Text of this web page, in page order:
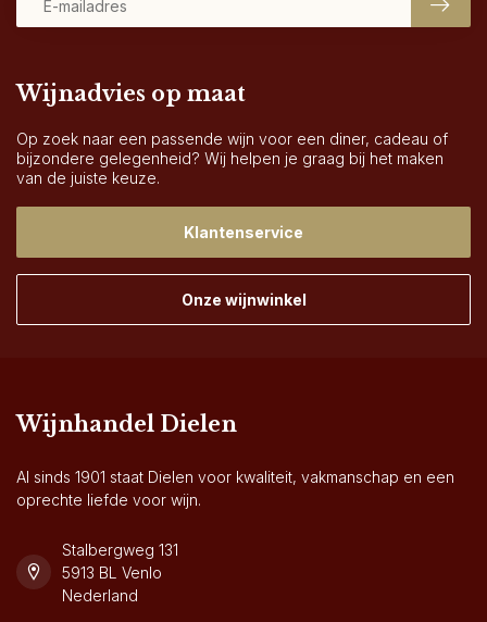
Wijnadvies op maat
Op zoek naar een passende wijn voor een diner, cadeau of
bijzondere gelegenheid? Wij helpen je graag bij het maken
van de juiste keuze.
Klantenservice
Onze wijnwinkel
Wijnhandel Dielen
Al sinds 1901 staat Dielen voor kwaliteit, vakmanschap en een
oprechte liefde voor wijn.
Stalbergweg 131
5913 BL Venlo
Nederland